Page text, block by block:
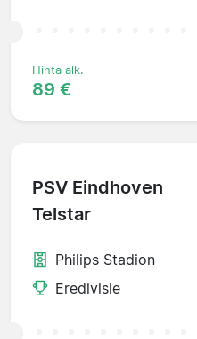
Hinta alk.
89 €
PSV Eindhoven
Telstar
Philips Stadion
Eredivisie